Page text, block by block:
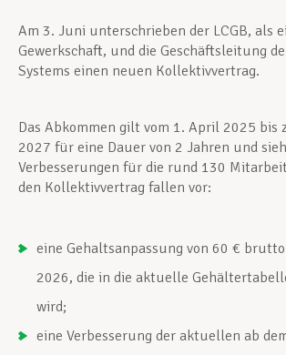
Am 3. Juni unterschrieben der LCGB, als
Gewerkschaft, und die Geschäftsleitung
Systems einen neuen Kollektivvertrag.
Das Abkommen gilt vom 1. April 2025 bis
2027 für eine Dauer von 2 Jahren und
Verbesserungen für die rund 130
den Kollektivvertrag fallen vor:
eine Gehaltsanpassung von 60 €
2026, die in die aktuelle
wird;
eine Verbesserung der aktuellen ab